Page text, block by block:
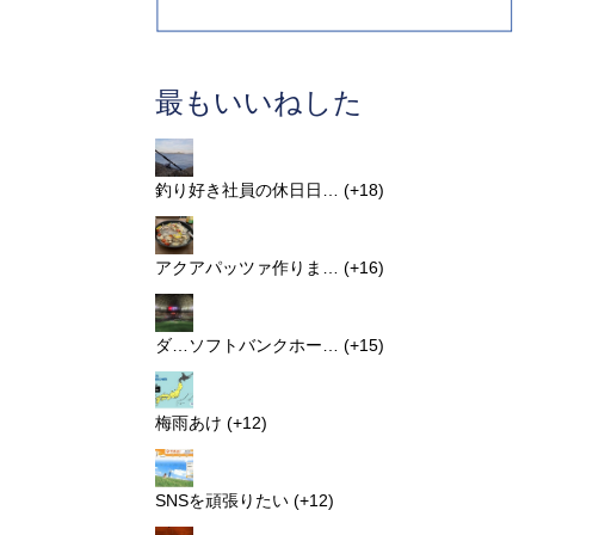
最もいいねした
釣り好き社員の休日日… +18
アクアパッツァ作りま… +16
ダ…ソフトバンクホー… +15
梅雨あけ +12
SNSを頑張りたい +12